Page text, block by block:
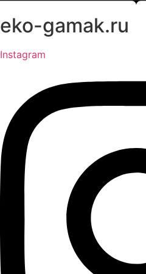
eko-gamak.ru
Instagram